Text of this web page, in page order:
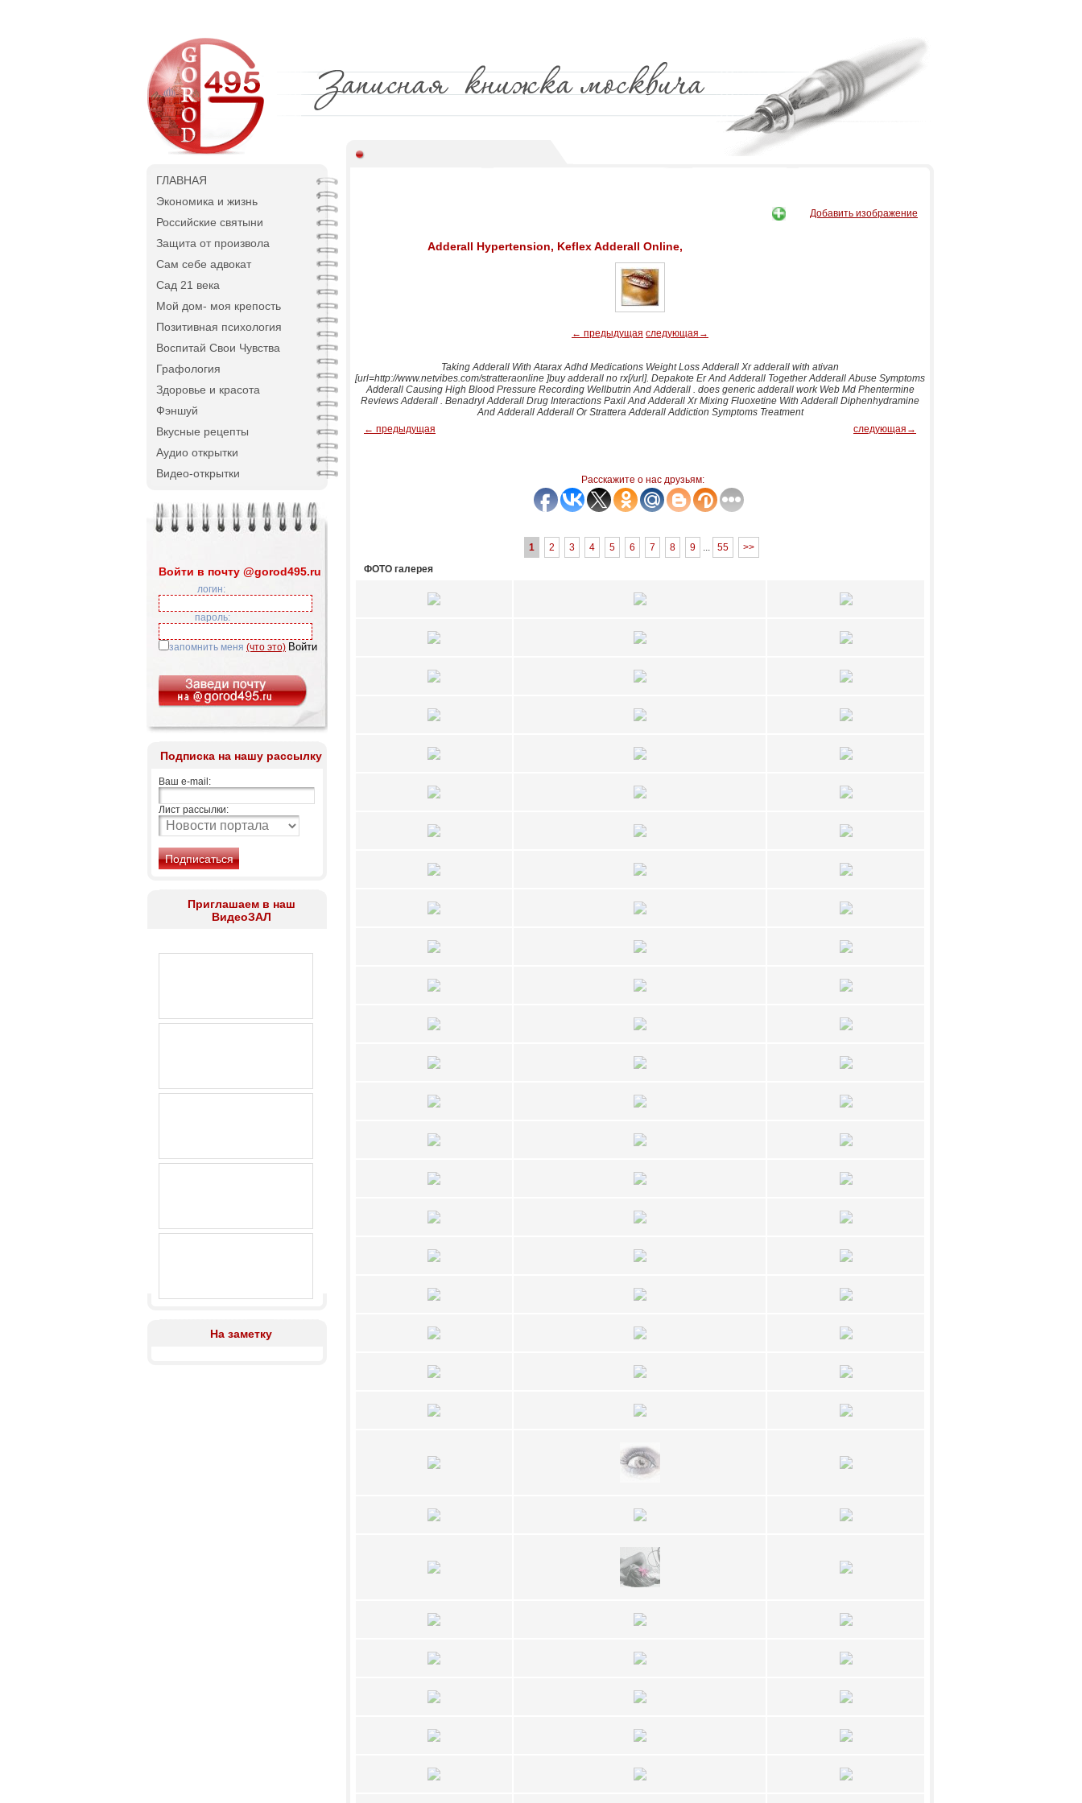
ГЛАВНАЯ
Экономика и жизнь
Российские святыни
Защита от произвола
Сам себе адвокат
Сад 21 века
Мой дом- моя крепость
Позитивная психология
Воспитай Свои Чувства
Графология
Здоровье и красота
Фэншуй
Вкусные рецепты
Аудио открытки
Видео-открытки
Войти в почту @gorod495.ru
логин:
пароль:
запомнить меня (что это)
Подписка на нашу рассылку
Ваш e-mail:
Лист рассылки:
Приглашаем в наш
ВидеоЗАЛ
На заметку
Добавить изображение
Adderall Hypertension, Keflex Adderall Online,
← предыдущая следующая→
Taking Adderall With Atarax Adhd Medications Weight Loss Adderall Xr adderall with ativan
[url=http://www.netvibes.com/stratteraonline ]buy adderall no rx[/url]. Depakote Er And Adderall Together Adderall Abuse Symptoms
Adderall Causing High Blood Pressure Recording Wellbutrin And Adderall . does generic adderall work Web Md Phentermine
Reviews Adderall . Benadryl Adderall Drug Interactions Paxil And Adderall Xr Mixing Fluoxetine With Adderall Diphenhydramine
And Adderall Adderall Or Strattera Adderall Addiction Symptoms Treatment
← предыдущая
следующая→
Расскажите о нас друзьям:
1 2 3 4 5 6 7 8 9 55
>>
ФОТО галерея